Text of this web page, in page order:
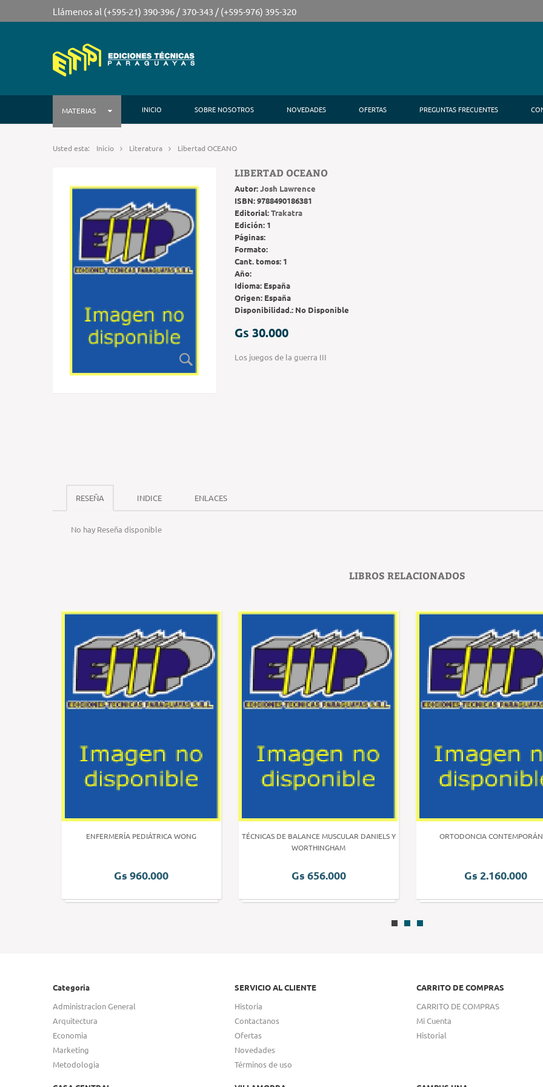
Llámenos al (+595-21) 390-396 / 370-343 / (+595-976) 395-320
MATERIAS INICIO SOBRE NOSOTROS NOVEDADES OFERTAS PREGUNTAS FRECUENTES
Usted esta: Inicio Literatura Libertad OCEANO
LIBERTAD OCEANO
Autor:Josh Lawrence
ISBN:9788490186381
Editorial:Trakatra
Edición: 1
Páginas:
Formato:
Cant. tomos: 1
Año:
Idioma: España
Origen: España
Disponibilidad.: No Disponible
Gs 30.000
Los juegos de la guerra III
RESEÑA INDICE ENLACES
No hay Reseña disponible
LIBROS RELACIONADOS
ENFERMERÍA PEDIÁTRICA WONG
Gs 960.000
TÉCNICAS DE BALANCE MUSCULAR DANIELS Y
WORTHINGHAM
Gs 656.000
ORTODONCIA
Gs 2.160.000
Categoria
Administracion General
Arquitectura
Economia
Marketing
Metodologia
SERVICIO AL CLIENTE
Historia
Contactanos
Ofertas
Novedades
Términos de uso
CARRITO DE COMPRAS
CARRITO DE COMPRAS
Mi Cuenta
Historial